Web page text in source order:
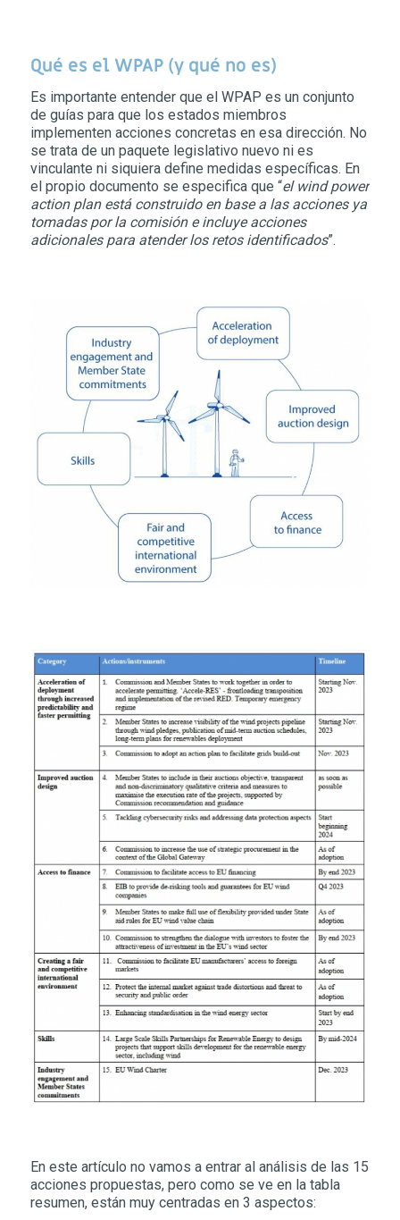
Qué es el WPAP (y qué no es)
Es importante entender que el WPAP es un conjunto
de guías para que los estados miembros
implementen acciones concretas en esa dirección. No
se trata de un paquete legislativo nuevo ni es
vinculante ni siquiera define medidas específicas. En
el propio documento se especifica que “el wind power
action plan está construido en base a las acciones ya
tomadas por la comisión e incluye acciones
adicionales para atender los retos identificados”.
En este artículo no vamos a entrar al análisis de las 15
acciones propuestas, pero como se ve en la tabla
resumen, están muy centradas en 3 aspectos: